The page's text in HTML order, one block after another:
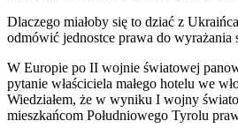
Dlaczego miałoby się to dziać z
odmówić jednostce prawa do wyrażania
W Europie po II wojnie światowej
pytanie właściciela małego hotelu we
Wiedziałem, że w wyniku I wojny
mieszkańcom Południowego Tyrolu